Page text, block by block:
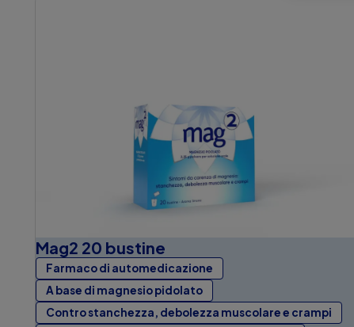
Mag2 20 bustine
Farmaco di automedicazione
A base di magnesio pidolato
Contro stanchezza, debolezza muscolare e crampi